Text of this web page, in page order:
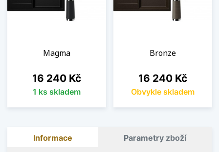
Magma
Cena
16 240 Kč
1 ks skladem
Bronze
Cena
16 240 Kč
Obvykle skladem
Informace Parametry zboží